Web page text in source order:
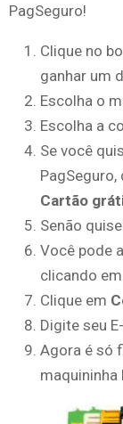
PagSeguro!
Clique no
ganhar um
Escolha o
Escolha a
Se você
Cartão
Senão
Você pode
clicando em
Clique em
Digite seu
Agora é só
maquininha